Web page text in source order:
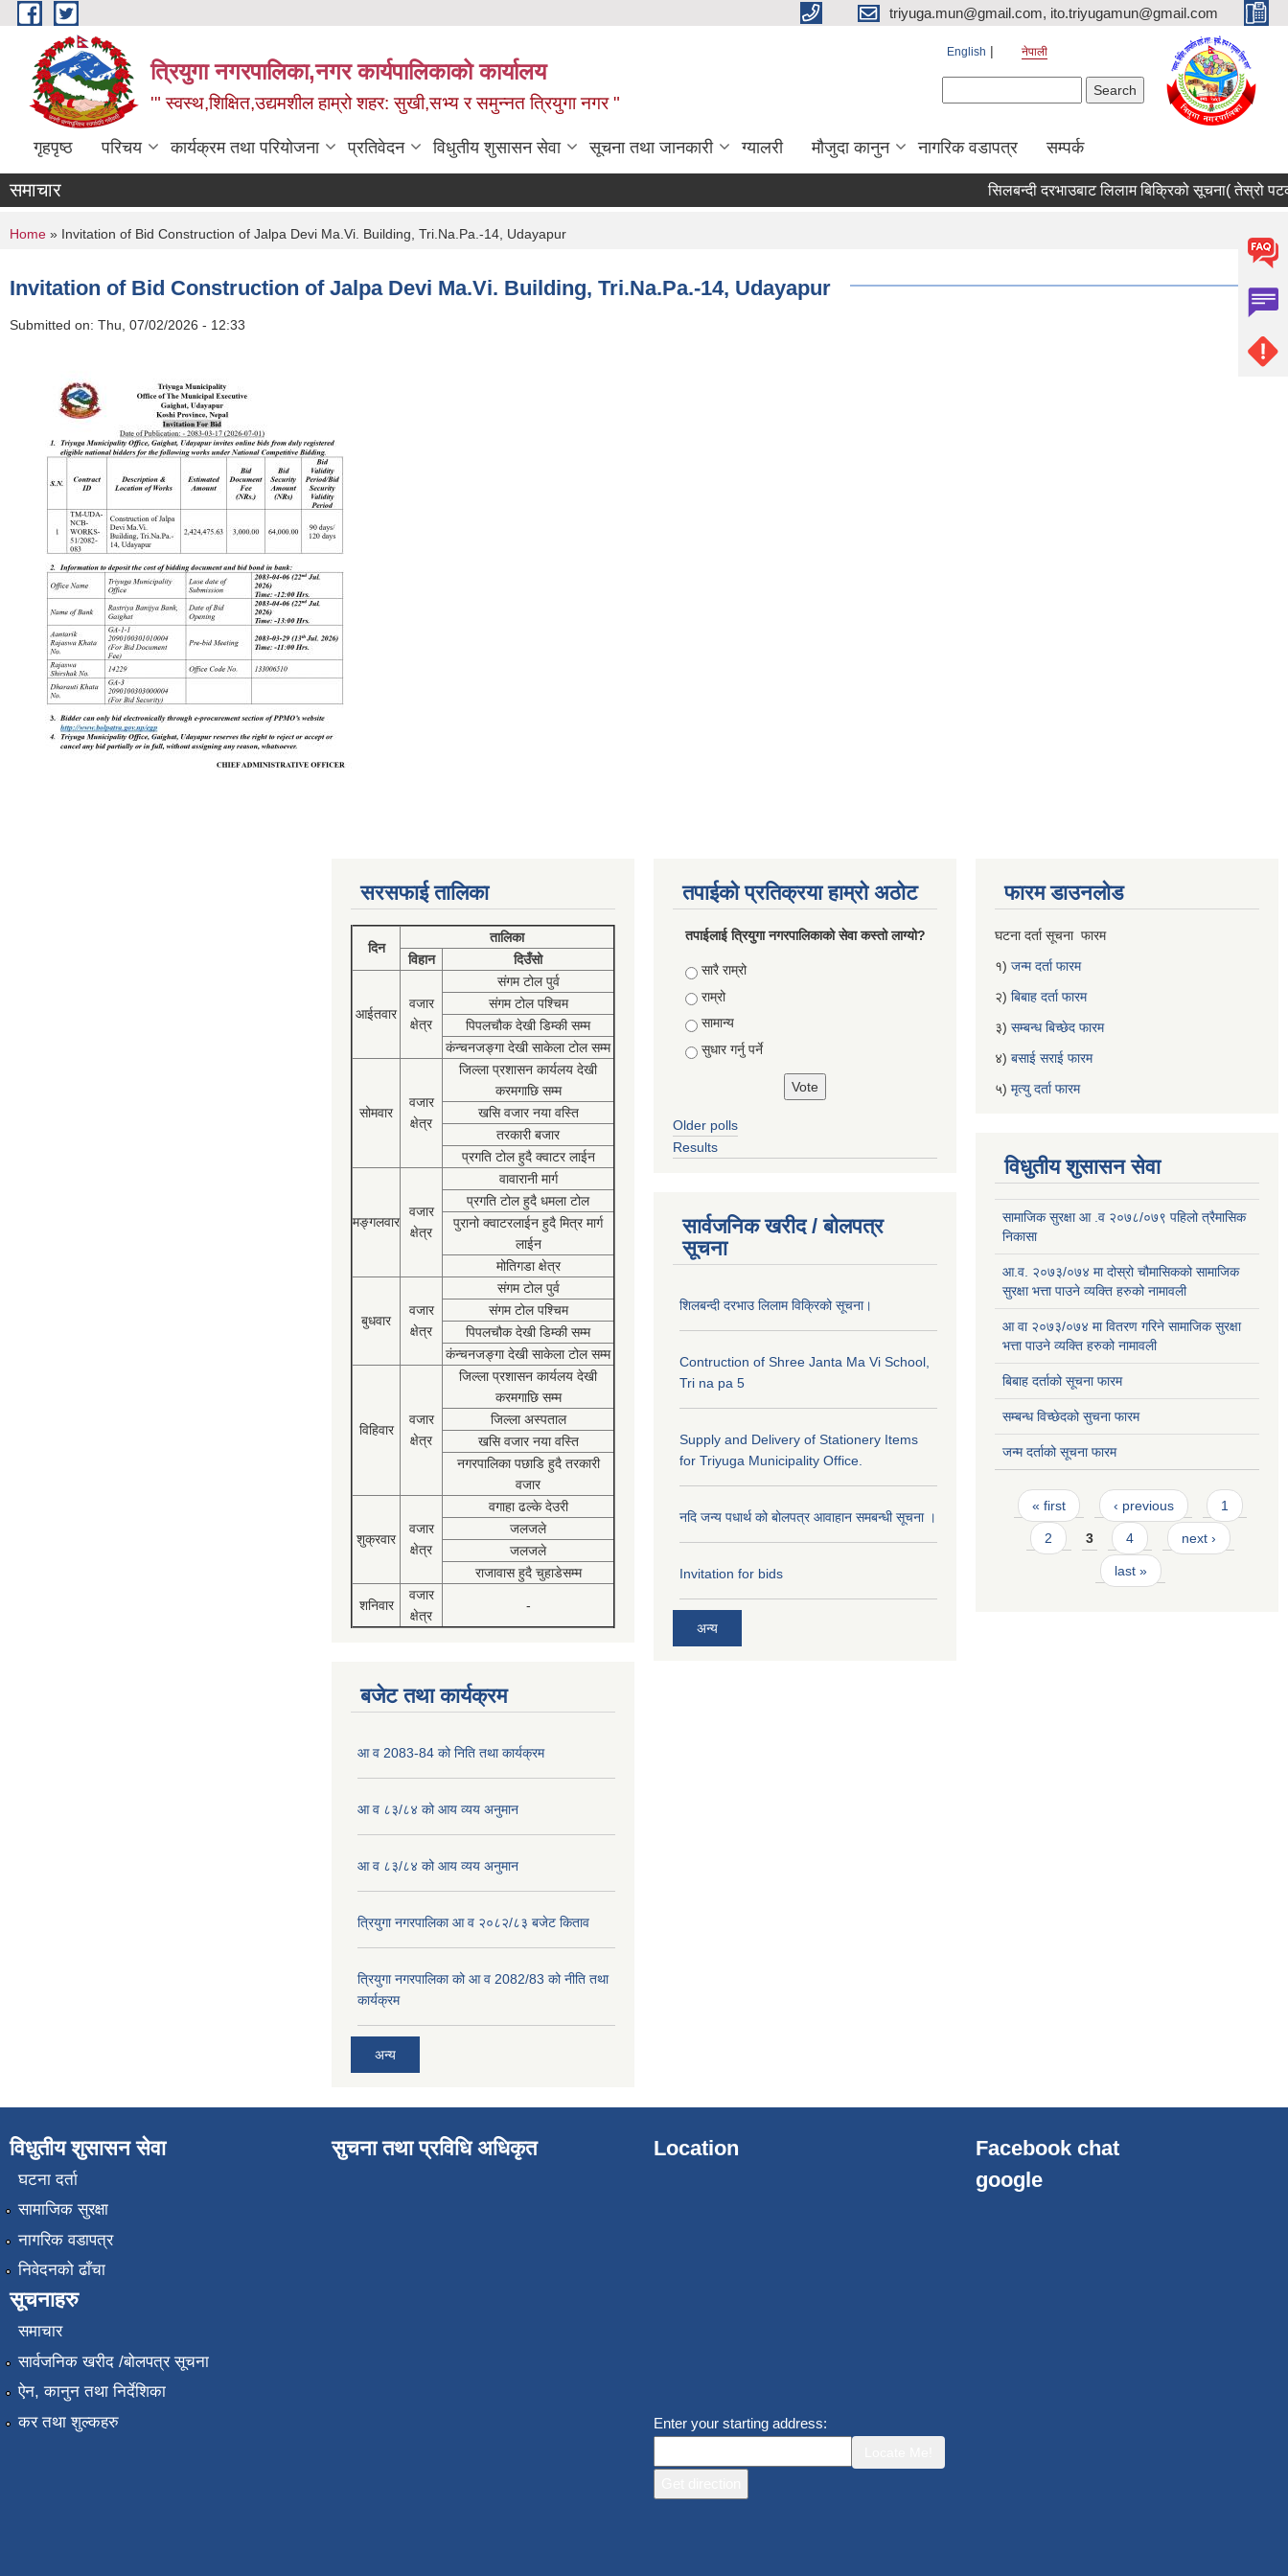
Skip to main content triyuga.mun@gmail.com, ito.triyugamun@gmail.com
त्रियुगा नगरपालिका,नगर कार्यपालिकाको कार्यालय
'" स्वस्थ,शिक्षित,उद्यमशील हाम्रो शहर: सुखी,सभ्य र समुन्नत त्रियुगा नगर "
English नेपाली
गृहपृष्ठ परिचय कार्यक्रम तथा परियोजना प्रतिवेदन विधुतीय शुसासन सेवा सूचना तथा जानकारी ग्यालरी मौजुदा कानुन नागरिक वडापत्र सम्पर्क
समाचार सिलबन्दी दरभाउबाट लिलाम बिक्रिको सूचना( तेस्रो
You are here
Home » Invitation of Bid Construction of Jalpa Devi Ma.Vi. Building, Tri.Na.Pa.-14, Udayapur
Invitation of Bid Construction of Jalpa Devi Ma.Vi. Building, Tri.Na.Pa.-14, Udayapur
Submitted on: Thu, 07/02/2026 - 12:33
सरसफाई तालिका
दिन
तालिका
विहान
दिउँसो
आईतवार
वजार
क्षेत्र
संगम टोल पुर्व
संगम टोल पश्चिम
पिपलचौक देखी डिम्की सम्म
कंन्चनजङ्गा देखी साकेला टोल सम्म
सोमवार
वजार
क्षेत्र
जिल्ला प्रशासन कार्यलय देखी
करमगाछि सम्म
खसि वजार नया वस्ति
तरकारी बजार
प्रगति टोल हुदै क्वाटर लाईन
मङ्गलवार
वजार
क्षेत्र
वावारानी मार्ग
प्रगति टोल हुदै धमला टोल
पुरानो क्वाटरलाईन हुदै मित्र मार्ग
लाईन
मोतिगडा क्षेत्र
बुधवार
वजार
क्षेत्र
संगम टोल पुर्व
संगम टोल पश्चिम
पिपलचौक देखी डिम्की सम्म
कंन्चनजङ्गा देखी साकेला टोल सम्म
विहिवार
वजार
क्षेत्र
जिल्ला प्रशासन कार्यलय देखी
करमगाछि सम्म
जिल्ला अस्पताल
खसि वजार नया वस्ति
नगरपालिका पछाडि हुदै तरकारी
वजार
शुक्रवार
वजार
क्षेत्र
वगाहा ढल्के देउरी
जलजले
जलजले
राजावास हुदै चुहाडेसम्म
शनिवार
वजार
क्षेत्र
-
बजेट तथा कार्यक्रम
आ व 2083-84 को निति तथा कार्यक्रम
आ व ८३/८४ को आय व्यय अनुमान
आ व ८३/८४ को आय व्यय अनुमान
त्रियुगा नगरपालिका आ व २०८२/८३ बजेट किताव
त्रियुगा नगरपालिका को आ व 2082/83 को नीति तथा
कार्यक्रम
अन्य
तपाईको प्रतिक्रया हाम्रो अठोट
तपाईलाई त्रियुगा नगरपालिकाको सेवा कस्तो लाग्यो?
Choices
सारै राम्रो
राम्रो
सामान्य
सुधार गर्नु पर्ने
Older polls
Results
सार्वजनिक खरीद / बोलपत्र
सूचना
शिलबन्दी दरभाउ लिलाम विक्रिको सूचना।
Contruction of Shree Janta Ma Vi School,
Tri na pa 5
Supply and Delivery of Stationery Items
for Triyuga Municipality Office.
नदि जन्य पधार्थ को बोलपत्र आवाहान समबन्धी सूचना ।
Invitation for bids
अन्य
फारम डाउनलोड
घटना दर्ता सूचना फारम
१) जन्म दर्ता फारम
२) बिबाह दर्ता फारम
३) सम्बन्ध बिच्छेद फारम
४) बसाई सराई फारम
५) मृत्यु दर्ता फारम
विधुतीय शुसासन सेवा
सामाजिक सुरक्षा आ .व २०७८/०७९ पहिलो त्रैमासिक
निकासा
आ.व. २०७३/०७४ मा दोस्रो चौमासिकको सामाजिक
सुरक्षा भत्ता पाउने व्यक्ति हरुको नामावली
आ वा २०७३/०७४ मा वितरण गरिने सामाजिक सुरक्षा
भत्ता पाउने व्यक्ति हरुको नामावली
बिबाह दर्ताको सूचना फारम
सम्बन्ध विच्छेदको सुचना फारम
जन्म दर्ताको सूचना फारम
Pages
« first ‹ previous 1
2 3 4 next ›
last »
विधुतीय शुसासन सेवा
घटना दर्ता
सामाजिक सुरक्षा
नागरिक वडापत्र
निवेदनको ढाँचा
सूचनाहरु
समाचार
सार्वजनिक खरीद /बोलपत्र सूचना
ऐन, कानुन तथा निर्देशिका
कर तथा शुल्कहरु
सुचना तथा प्रविधि अधिकृत Location
Enter your starting address:
Facebook chat
google